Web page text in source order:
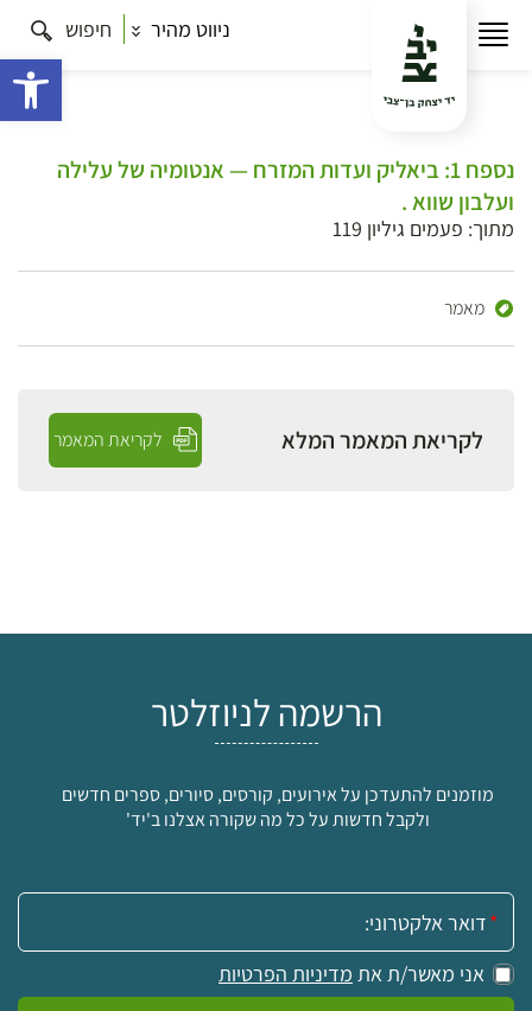
ניווט מהיר חיפוש
נספח 1: ביאליק ועדות המזרח — אנטומיה של עלילה
ועלבון שווא .
מתוך: פעמים גיליון 119
מאמר
לקריאת המאמר המלא לקריאת המאמר
הרשמה לניוזלטר
מוזמנים להתעדכן על אירועים, קורסים, סיורים, ספרים חדשים
ולקבל חדשות על כל מה שקורה אצלנו ב'יד'
אימייל:
אני מאשר/ת את מדיניות הפרטיות